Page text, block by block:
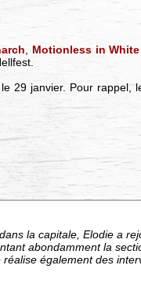
, Motionless in White
29 janvier. Pour rappel,
la capitale, Elodie a
abondamment la
également des